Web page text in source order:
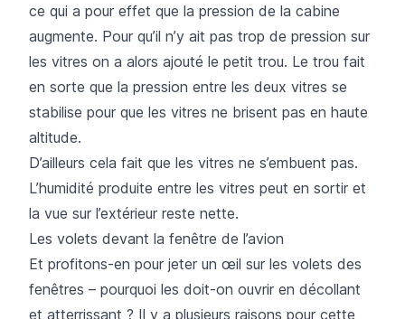
ce qui a pour effet que la pression de la cabine
augmente. Pour qu’il n’y ait pas trop de pression sur
les vitres on a alors ajouté le petit trou. Le trou fait
en sorte que la pression entre les deux vitres se
stabilise pour que les vitres ne brisent pas en haute
altitude.
D’ailleurs cela fait que les vitres ne s’embuent pas.
L’humidité produite entre les vitres peut en sortir et
la vue sur l’extérieur reste nette.
Les volets devant la fenêtre de l’avion
Et profitons-en pour jeter un œil sur les volets des
fenêtres – pourquoi les doit-on ouvrir en décollant
et atterrissant ? Il y a plusieurs raisons pour cette